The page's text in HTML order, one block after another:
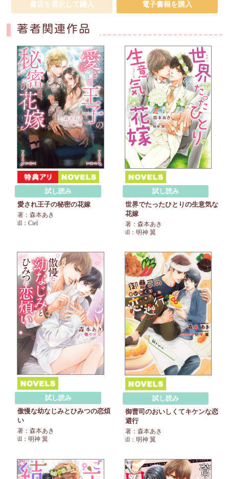
書店を選択して購入 電子書籍を購入
著者関連作品
試し読み
愛され王子の秘密の花嫁
著：森本あき
ill：Ciel
試し読み
世界でたったひとりの生意気な
花嫁
著：森本あき
ill：明神 翼
試し読み
傲慢な幼なじみとひみつの恋煩
い
著：森本あき
ill：明神 翼
試し読み
御曹司のおいしくてキケンな恋
避行
著：森本あき
ill：明神 翼